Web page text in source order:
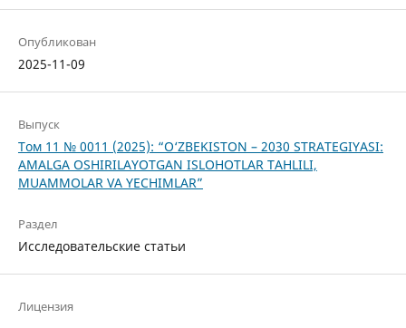
Опубликован
2025-11-09
Выпуск
Том 11 № 0011 (2025): “O‘ZBEKISTON – 2030 STRATEGIYASI:
AMALGA OSHIRILAYOTGAN ISLOHOTLAR TAHLILI,
MUAMMOLAR VA YECHIMLAR”
Раздел
Исследовательские статьи
Лицензия